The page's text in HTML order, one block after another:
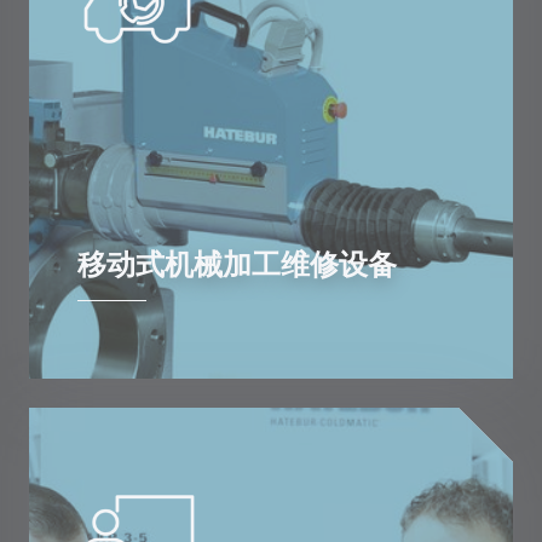
移动式机械加工维修设备